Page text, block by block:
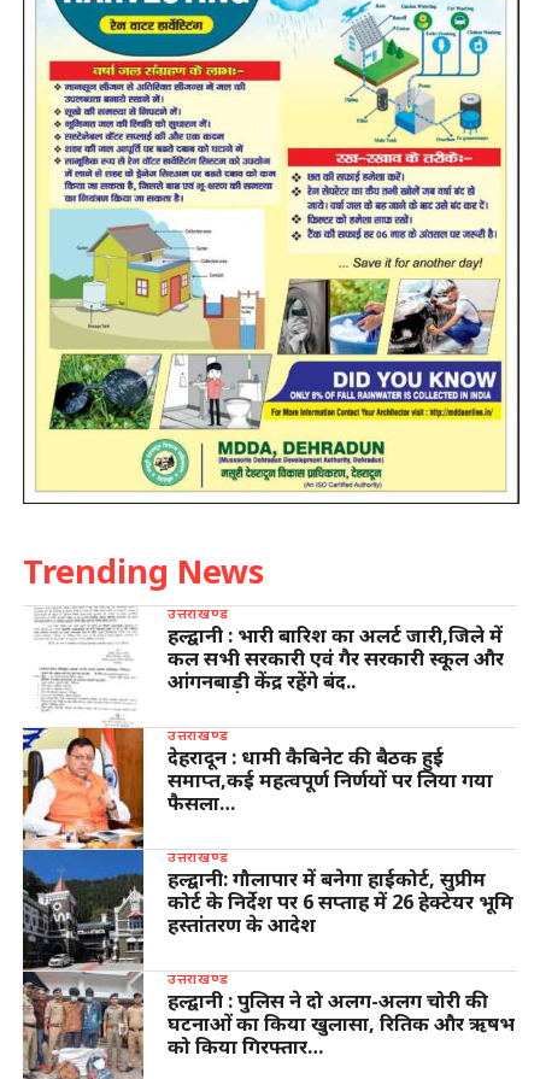
Trending News
उत्तराखण्ड
हल्द्वानी : भारी बारिश का अलर्ट जारी,जिले में
कल सभी सरकारी एवं गैर सरकारी स्कूल और
आंगनबाड़ी केंद्र रहेंगे बंद..
उत्तराखण्ड
देहरादून : धामी कैबिनेट की बैठक हुई
समाप्त,कई महत्वपूर्ण निर्णयों पर लिया गया
फैसला…
उत्तराखण्ड
हल्द्वानी: गौलापार में बनेगा हाईकोर्ट, सुप्रीम
कोर्ट के निर्देश पर 6 सप्ताह में 26 हेक्टेयर भूमि
हस्तांतरण के आदेश
उत्तराखण्ड
हल्द्वानी : पुलिस ने दो अलग-अलग चोरी की
घटनाओं का किया खुलासा, रितिक और ऋषभ
को किया गिरफ्तार…